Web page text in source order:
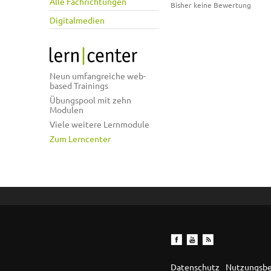
Digitalmedien
Neun umfangreiche web-
based Trainings
Übungspool mit zehn
Modulen
Viele weitere Lernmodule
Zum Lerncenter
Bisher keine Bewertung
Datenschutz